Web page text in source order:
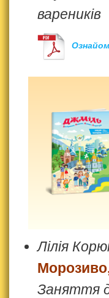
вареників
Лілія
Заняття